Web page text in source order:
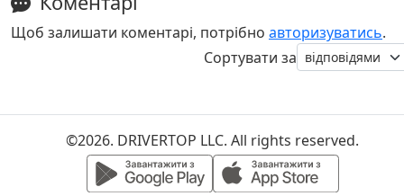
Щоб залишати коментарі, потрібно авторизуватись.
Сортувати за
©2026. DRIVERTOP LLC. All rights reserved.